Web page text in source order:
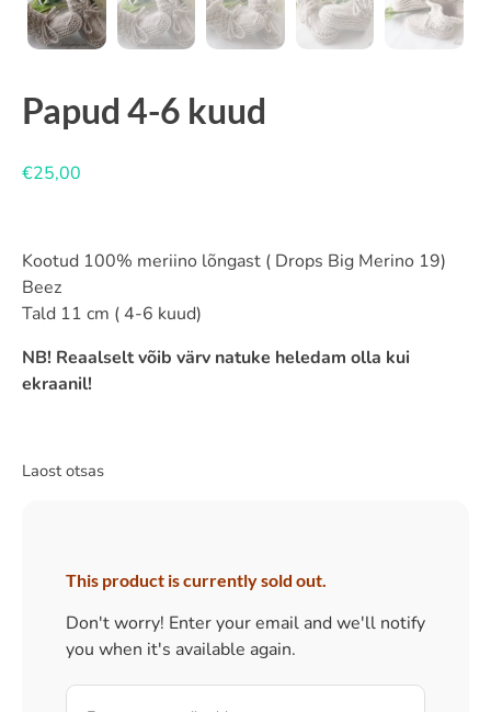
Papud 4-6 kuud
€25,00
Kootud 100% meriino lõngast ( Drops Big Merino 19)
Beez
Tald 11 cm ( 4-6 kuud)
NB! Reaalselt võib värv natuke heledam olla kui
ekraanil!
Laost otsas
This product is currently sold out.
Don't worry! Enter your email and we'll notify
you when it's available again.